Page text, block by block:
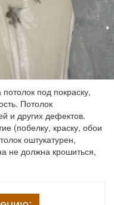
под покраску,
Потолок
и других дефектов.
(побелку, краску, обои
оштукатурен,
не должна крошиться,